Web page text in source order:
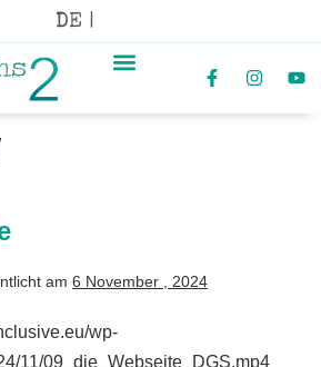
DE |
am 6 November , 2024
wp-
11/09_die_Webseite_DGS.mp4